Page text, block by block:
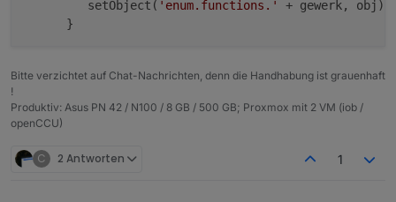
         setObject(
'enum.functions.'
+ gewerk, obj);
Bitte verzichtet auf Chat-Nachrichten, denn die Handhabung ist grauenhaft
!
Produktiv: Asus PN 42 / N100 / 8 GB / 500 GB; Proxmox mit 2 VM (iob /
openCCU)
C 2 Antworten 1